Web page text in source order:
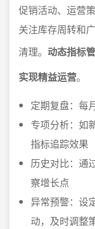
促销活动、运营
关注库存周转和
清理。 动态指标
实现精益运营。
定期复盘：每
专项分析：如
指标追踪效果
历史对比：通
察增长点
异常预警：设
动，及时调整